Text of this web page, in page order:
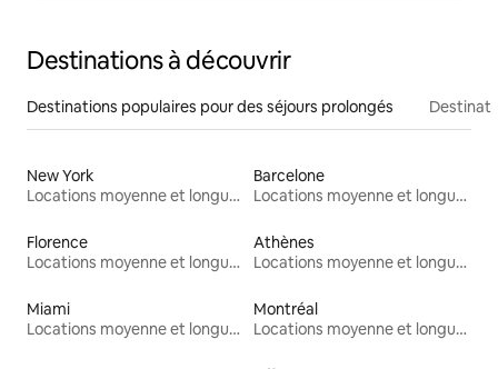
Destinations à découvrir
Destinations populaires pour des séjours prolongés
New York
Locations moyenne et longue durée
Barcelone
Locations moyenne et longue durée
Florence
Locations moyenne et longue durée
Athènes
Locations moyenne et longue durée
Miami
Locations moyenne et longue durée
Montréal
Locations moyenne et longue durée